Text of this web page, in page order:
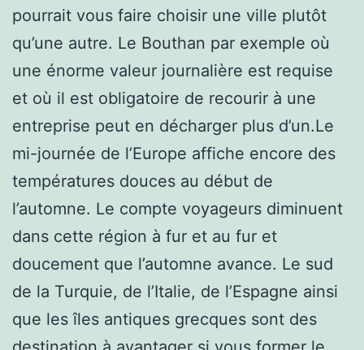
pourrait vous faire choisir une ville plutôt
qu’une autre. Le Bouthan par exemple où
une énorme valeur journalière est requise
et où il est obligatoire de recourir à une
entreprise peut en décharger plus d’un.Le
mi-journée de l’Europe affiche encore des
températures douces au début de
l’automne. Le compte voyageurs diminuent
dans cette région à fur et au fur et
doucement que l’automne avance. Le sud
de la Turquie, de l’Italie, de l’Espagne ainsi
que les îles antiques grecques sont des